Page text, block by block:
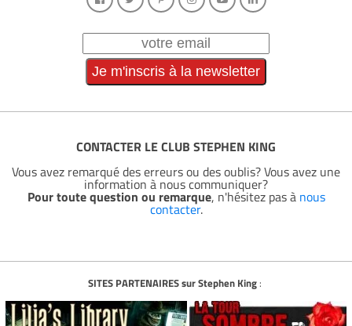
CONTACTER LE CLUB STEPHEN KING
Vous avez remarqué des erreurs ou des oublis? Vous avez une
information à nous communiquer?
Pour toute question ou remarque, n'hésitez pas à nous
contacter.
SITES PARTENAIRES sur Stephen King: